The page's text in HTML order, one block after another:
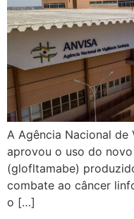
A Agência Nacional de
aprovou o uso do
(glofltamabe)
combate ao câncer
o […]